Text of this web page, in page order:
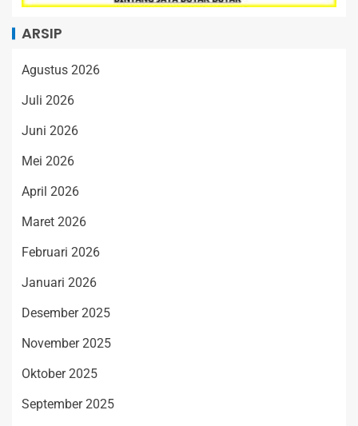
ARSIP
Agustus 2026
Juli 2026
Juni 2026
Mei 2026
April 2026
Maret 2026
Februari 2026
Januari 2026
Desember 2025
November 2025
Oktober 2025
September 2025